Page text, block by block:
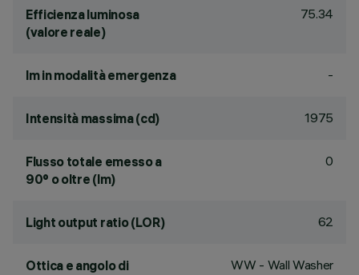
Efficienza luminosa
(valore reale)
75.34
lm in modalità emergenza -
Intensità massima (cd) 1975
Flusso totale emesso a
90° o oltre (lm)
0
Light output ratio (LOR) 62
Ottica e angolo di
WW - Wall Washer